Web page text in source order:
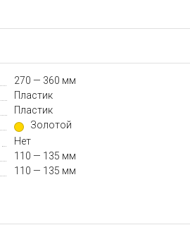
270 — 360 мм
Пластик
Пластик
Золотой
Нет
110 — 135 мм
110 — 135 мм